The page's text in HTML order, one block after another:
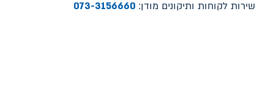
שירות לקוחות ותיקונים מודן: 073-3156660